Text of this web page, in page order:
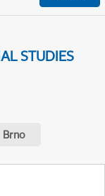
STUDIES
Brno